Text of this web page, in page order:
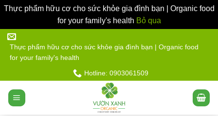
Thực phẩm hữu cơ cho sức khỏe gia đình bạn | Organic food
for your family's health Bỏ qua
Bỏ
qua
nội
Thực phẩm hữu cơ cho sức khỏe gia đình bạn | Organic food
for your family's health
Hotline: 0903061509